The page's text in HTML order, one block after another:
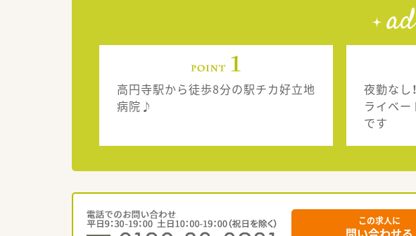
高円寺駅から徒歩8分の駅チカ好立地
病院♪
夜勤なし
ライベ
です
この求人に